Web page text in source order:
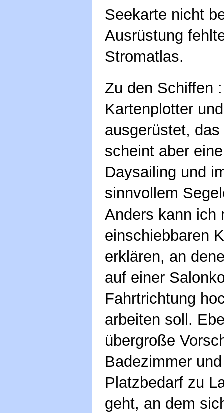
Seekarte nicht
Ausrüstung
Stromatlas.
Zu den Schiffen
Kartenplotter
ausgerüstet,
scheint aber
Daysailing und
sinnvollem
Anders kann ich
einschiebbaren
erklären, an
auf einer
Fahrtrichtung
arbeiten soll.
übergroße
Badezimmer
Platzbedarf zu
geht, an dem